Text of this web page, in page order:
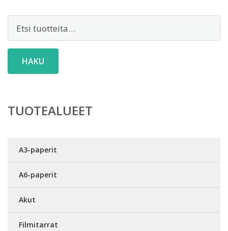
HAKU
TUOTEALUEET
A3-paperit
A6-paperit
Akut
Filmitarrat